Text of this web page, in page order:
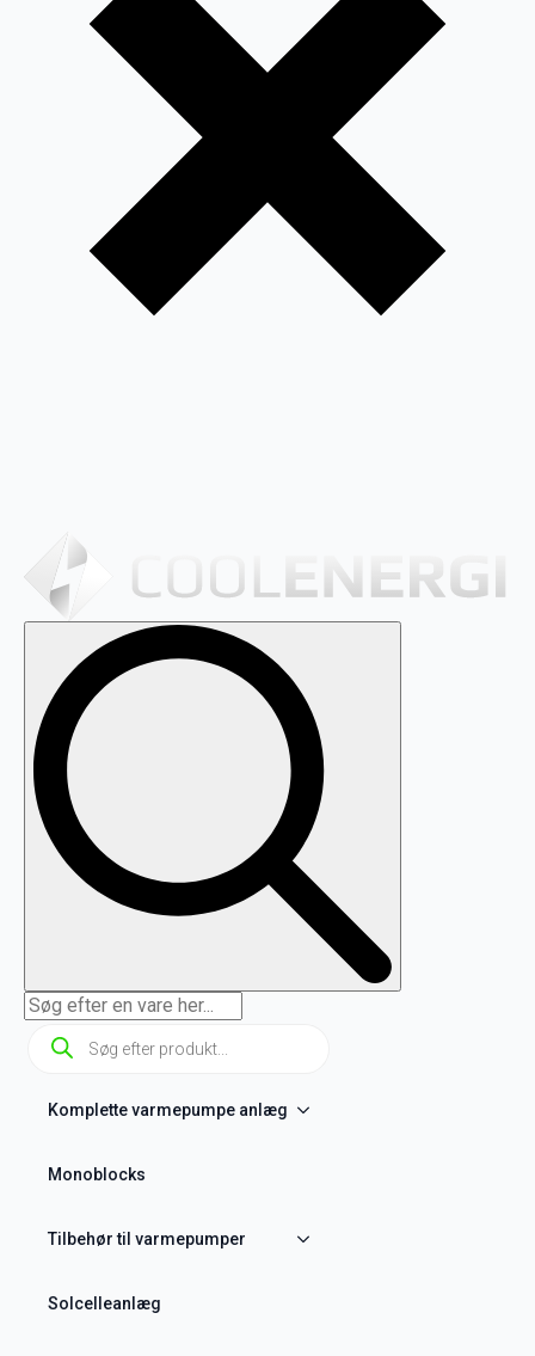
Search
Products
search
Komplette varmepumpe anlæg
Monoblocks
Tilbehør til varmepumper
Solcelleanlæg